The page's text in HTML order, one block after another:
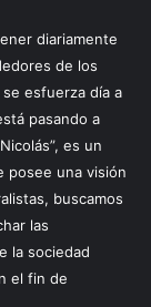
diariamente
de los
esfuerza día a
pasando a
es un
posee una visión
buscamos
las
la sociedad
el fin de